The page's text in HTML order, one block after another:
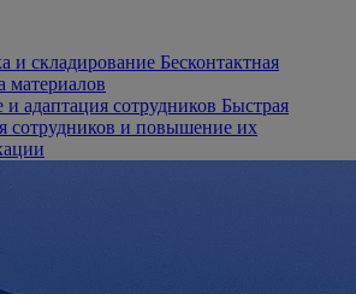
и складирование Бесконтактная
материалов
адаптация сотрудников Быстрая
сотрудников и повышение их